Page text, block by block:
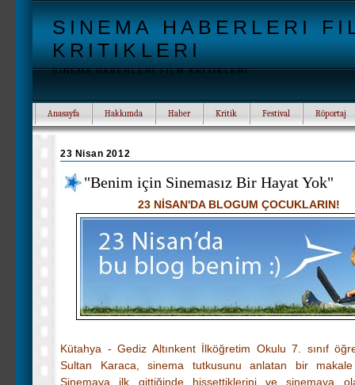
SINEMA HABERLERI
KRITIKLERI
SINEMA HABERLERI FILM KRITIKLERI
Anasayfa Hakkımda Haber Kritik Festival Röportaj
23 Nisan 2012
"Benim için Sinemasız Bir Hayat Yok"
23 NİSAN'DA BLOGUM ÇOCUKLARIN!
Kütahya - Gediz Altınkent İlköğretim Okulu 7. sınıf
Sultan Karaca, sinema tutkusunu anlatan bir makale
Sinemaya ilk gittiğinde hissettiklerini ve sinemaya